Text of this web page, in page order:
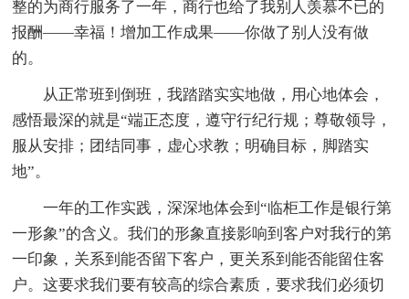
整的为商行服务了一年，商行也给了我别人羡慕不已的
报酬——幸福！增加工作成果——你做了别人没有做
的。
从正常班到倒班，我踏踏实实地做，用心地体会，
感悟最深的就是“端正态度，遵守行纪行规；尊敬领导，
服从安排；团结同事，虚心求教；明确目标，脚踏实
地”。
一年的工作实践，深深地体会到“临柜工作是银行第
一形象”的含义。我们的形象直接影响到客户对我行的第
一印象，关系到能否留下客户，更关系到能否能留住客
户。这要求我们要有较高的综合素质，要求我们必须切